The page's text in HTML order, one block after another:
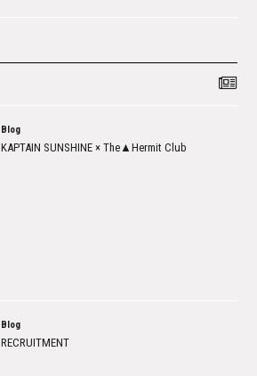
Blog
KAPTAIN SUNSHINE × The▲Hermit Club
Blog
RECRUITMENT